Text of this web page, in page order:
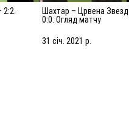
Шахтар – Црвена Звезда –
0:0. Огляд матчу
31 січ. 2021 р.